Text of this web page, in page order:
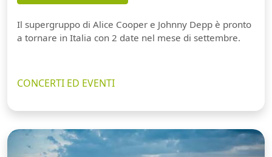
Il supergruppo di Alice Cooper e Johnny Depp è pronto
a tornare in Italia con 2 date nel mese di settembre.
CONCERTI ED EVENTI